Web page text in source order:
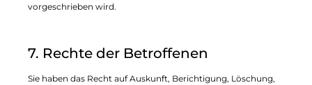
vorgeschrieben wird.
7. Rechte der Betroffenen
Sie haben das Recht auf Auskunft, Berichtigung, Löschung,